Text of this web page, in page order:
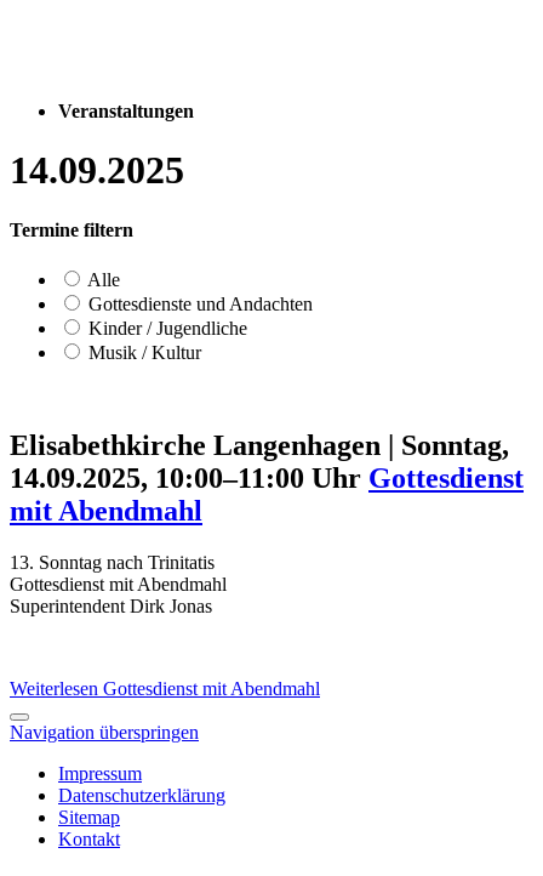
Veranstaltungen
14.09.2025
Termine filtern
Alle
Gottesdienste und Andachten
Kinder / Jugendliche
Musik / Kultur
Elisabethkirche Langenhagen | Sonntag,
14.09.2025, 10:00–11:00 Uhr Gottesdienst
mit Abendmahl
13. Sonntag nach Trinitatis
Gottesdienst mit Abendmahl
Superintendent Dirk Jonas
Weiterlesen Gottesdienst mit Abendmahl
Navigation überspringen
Impressum
Datenschutzerklärung
Sitemap
Kontakt